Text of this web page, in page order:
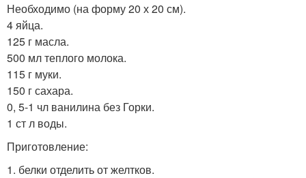
Необходимо (на форму 20 х 20 см).
4 яйца.
125 г масла.
500 мл теплого молока.
115 г муки.
150 г сахара.
0, 5-1 чл ванилина без Горки.
1 ст л воды.
Приготовление:
1. белки отделить от желтков.